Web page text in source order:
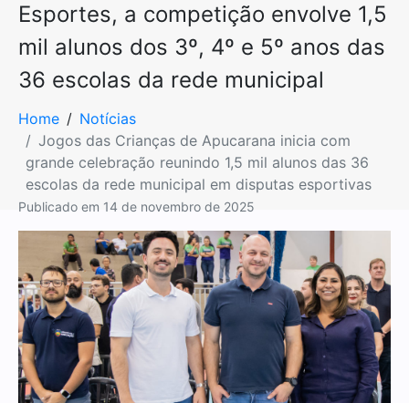
Esportes, a competição envolve 1,5
mil alunos dos 3º, 4º e 5º anos das
36 escolas da rede municipal
Home
Notícias
Jogos das Crianças de Apucarana inicia com
grande celebração reunindo 1,5 mil alunos das 36
escolas da rede municipal em disputas esportivas
Publicado em 14 de novembro de 2025